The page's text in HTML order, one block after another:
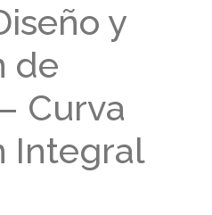
y
de
Curva
Integral